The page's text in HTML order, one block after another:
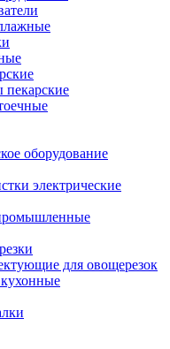
оборудование
электрические
для овощерезок